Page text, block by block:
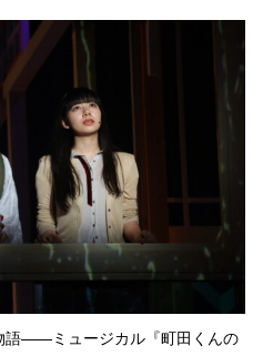
語――ミュージカル『町田くんの